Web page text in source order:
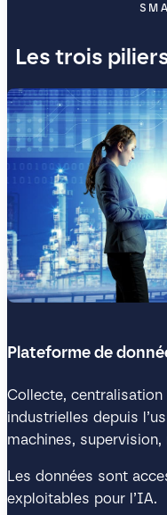
Les trois
Plateforme de
Collecte,
industrielles depuis
machines,
Les données sont
exploitables pour l’IA.